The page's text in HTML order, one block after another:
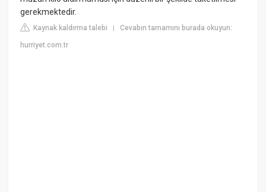
gerekmektedir.
Kaynak kaldırma talebi |Cevabın tamamını burada okuyun:
hurriyet.com.tr